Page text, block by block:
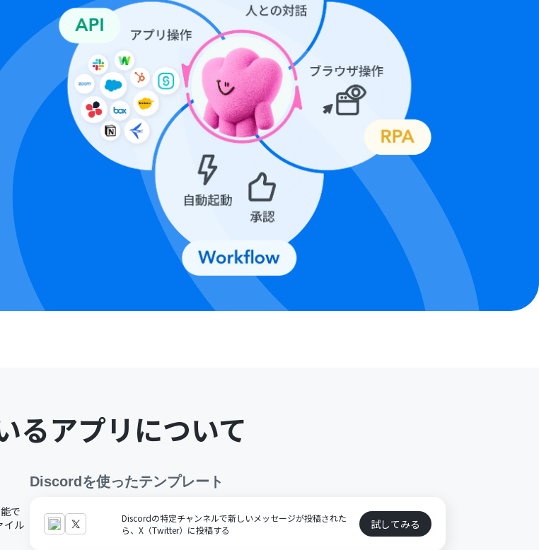
るアプリについて
で
イル
Discord を使ったテンプレート
Discordの特定チャンネルで新しいメッセージが投稿された
ら、X（Twitter）に投稿する
試してみる